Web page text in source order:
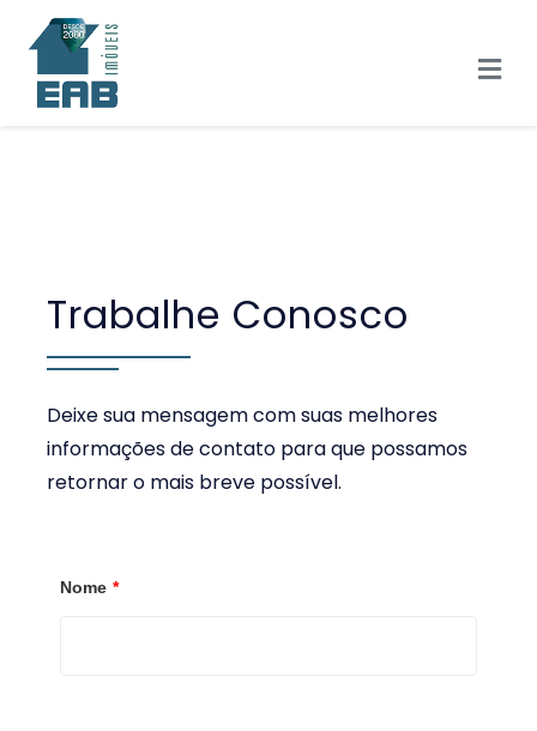
Trabalhe Conosco
Deixe sua mensagem com suas melhores
informações de contato para que possamos
retornar o mais breve possível.
Nome *